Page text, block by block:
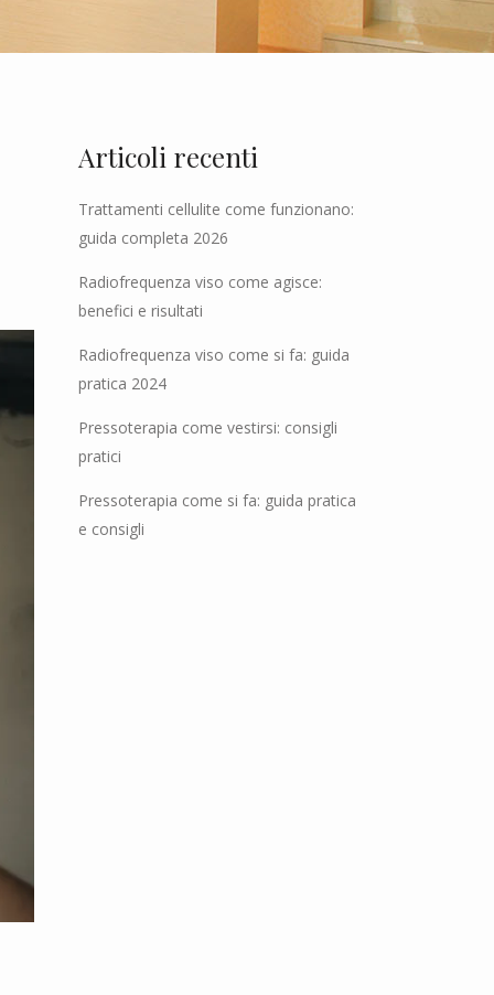
Articoli recenti
Trattamenti cellulite come funzionano:
guida completa 2026
Radiofrequenza viso come agisce:
benefici e risultati
Radiofrequenza viso come si fa: guida
pratica 2024
Pressoterapia come vestirsi: consigli
pratici
Pressoterapia come si fa: guida pratica
e consigli